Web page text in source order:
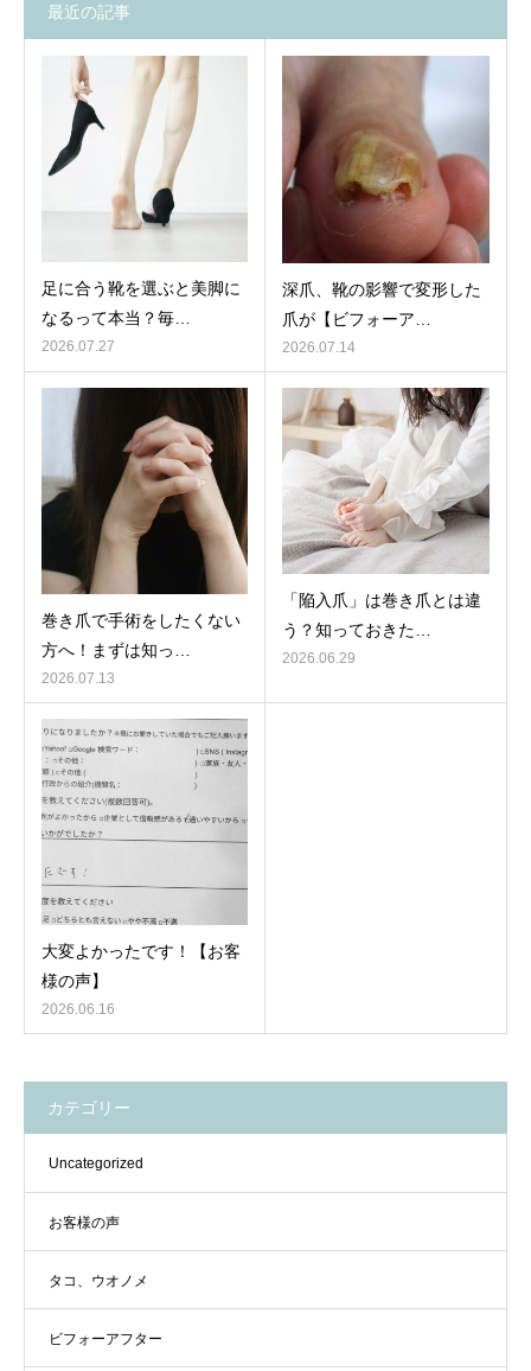
最近の記事
足に合う靴を選ぶと美脚に
なるって本当？毎…
2026.07.27
深爪、靴の影響で変形した
爪が【ビフォーア…
2026.07.14
巻き爪で手術をしたくない
方へ！まずは知っ…
2026.07.13
「陥入爪」は巻き爪とは違
う？知っておきた…
2026.06.29
大変よかったです！【お客
様の声】
2026.06.16
カテゴリー
Uncategorized
お客様の声
タコ、ウオノメ
ビフォーアフター